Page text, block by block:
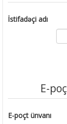
İstifadəçi adı
E-
E-poçt ünvanı